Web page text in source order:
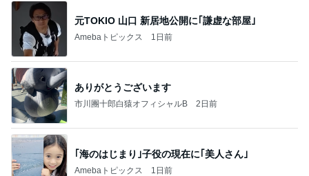
元TOKIO 山口 新居地公開に｢謙虚な部屋｣
Amebaトピックス 1日前
ありがとうございます
市川團十郎白猿オフィシャルB 2日前
｢海のはじまり｣子役の現在に｢美人さん｣
Amebaトピックス 1日前